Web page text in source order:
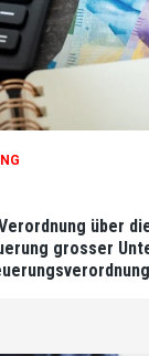
über
grosser